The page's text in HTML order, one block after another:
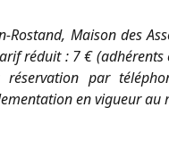
Rostand, Maison des
réduit : 7 €
par
en vigueur au